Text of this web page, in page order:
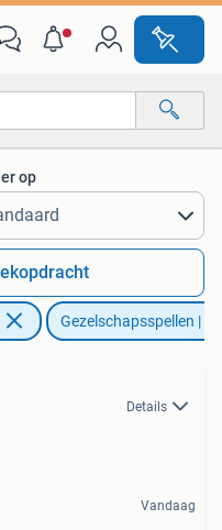
op
Gezelschapsspellen |
Details
Vandaag